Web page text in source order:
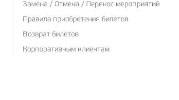
Замена / Отмена / Перенос мероприятий
Правила приобретения билетов
Возврат билетов
Корпоративным клиентам